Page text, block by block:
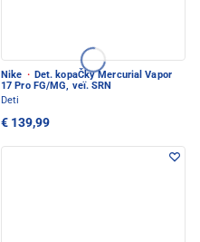
Nike · Det. kopaČky Mercurial Vapor
17 Pro FG/MG, veï. SRN
Deti
€ 139,99